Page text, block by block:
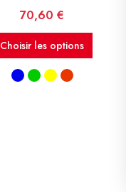
Prix
70,60 €
Choisir les options